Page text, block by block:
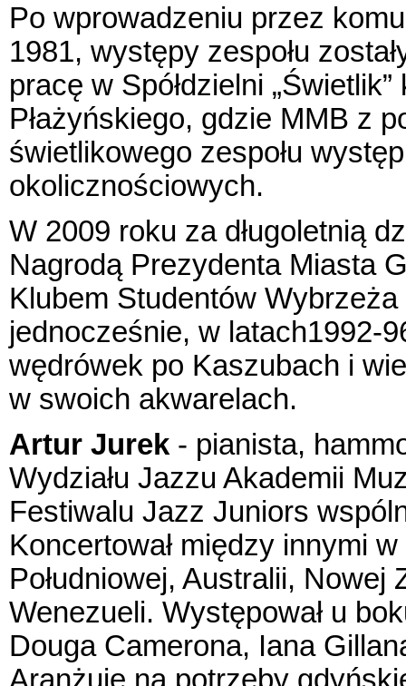
Po wprowadzeniu przez
1981, występy zespołu
pracę w Spółdzielni
Płażyńskiego, gdzie MMB z
świetlikowego zespołu
okolicznościowych.
W 2009 roku za długoletnią
Nagrodą Prezydenta Miasta
Klubem Studentów
jednocześnie, w latach1992-
wędrówek po Kaszubach i
w swoich akwarelach.
Artur Jurek- pianista,
Wydziału Jazzu Akademii
Festiwalu Jazz Juniors
Koncertował między innymi
Południowej, Australii,
Wenezueli. Występował u
Douga Camerona, Iana